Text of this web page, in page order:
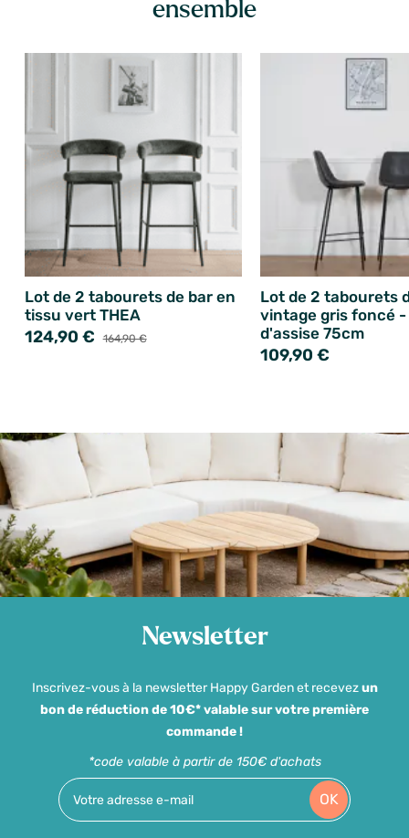
ensemble
Lot de 2 tabourets de bar en
tissu vert THEA
124,90 € 164,90 €
Lot de 2 tabourets
vintage gris foncé
d'assise 75cm
109,90 €
Newsletter
Inscrivez-vous à la newsletter Happy Garden et recevezun
bon de réduction de 10€* valable sur votre première
commande !
*code valable à partir de 150€ d'achats
OK